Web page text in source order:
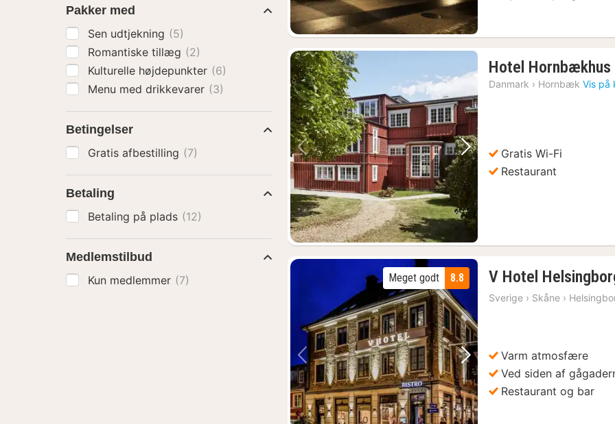
Forrige billede Næste billede
Hotel Hornbækhus
Danmark › Hornbæk Vis på
Gratis Wi-Fi
Restaurant
Forrige billede Næste billede
8.8
Meget godt V Hotel
Sverige › Skåne ›
Varm atmosfære
Ved siden af
Restaurant og bar
Pakker med
Sen udtjekning (5)
Romantiske tillæg (2)
Kulturelle højdepunkter (6)
Menu med drikkevarer (3)
Betingelser
Gratis afbestilling (7)
Betaling
Betaling på plads (12)
Medlemstilbud
Kun medlemmer (7)